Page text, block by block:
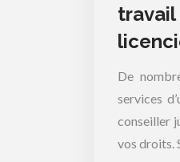
travail
De
services
conseiller
vos droits.